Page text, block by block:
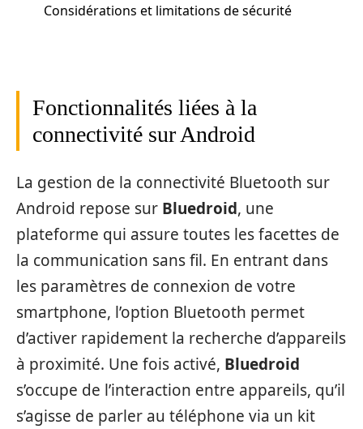
Considérations et limitations de sécurité
Fonctionnalités liées à la
connectivité sur Android
La gestion de la connectivité Bluetooth sur
Android repose sur Bluedroid, une
plateforme qui assure toutes les facettes de
la communication sans fil. En entrant dans
les paramètres de connexion de votre
smartphone, l’option Bluetooth permet
d’activer rapidement la recherche d’appareils
à proximité. Une fois activé, Bluedroid
s’occupe de l’interaction entre appareils, qu’il
s’agisse de parler au téléphone via un kit